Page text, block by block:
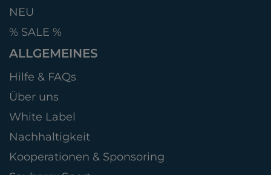
NEU
% SALE %
ALLGEMEINES
Hilfe & FAQs
Über uns
White Label
Nachhaltigkeit
Kooperationen & Sponsoring